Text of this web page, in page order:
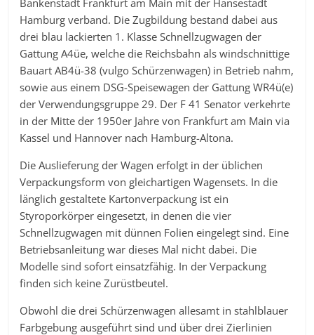
Bankenstadt Frankfurt am Main mit der Hansestadt
Hamburg verband. Die Zugbildung bestand dabei aus
drei blau lackierten 1. Klasse Schnellzugwagen der
Gattung A4üe, welche die Reichsbahn als windschnittige
Bauart AB4ü-38 (vulgo Schürzenwagen) in Betrieb nahm,
sowie aus einem DSG-Speisewagen der Gattung WR4ü(e)
der Verwendungsgruppe 29. Der F 41 Senator verkehrte
in der Mitte der 1950er Jahre von Frankfurt am Main via
Kassel und Hannover nach Hamburg-Altona.
Die Auslieferung der Wagen erfolgt in der üblichen
Verpackungsform von gleichartigen Wagensets. In die
länglich gestaltete Kartonverpackung ist ein
Styroporkörper eingesetzt, in denen die vier
Schnellzugwagen mit dünnen Folien eingelegt sind. Eine
Betriebsanleitung war dieses Mal nicht dabei. Die
Modelle sind sofort einsatzfähig. In der Verpackung
finden sich keine Zurüstbeutel.
Obwohl die drei Schürzenwagen allesamt in stahlblauer
Farbgebung ausgeführt sind und über drei Zierlinien